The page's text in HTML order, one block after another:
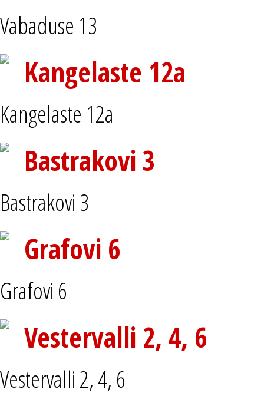
Vabaduse 13
Kangelaste 12a
Kangelaste 12a
Bastrakovi 3
Bastrakovi 3
Grafovi 6
Grafovi 6
Vestervalli 2, 4, 6
Vestervalli 2, 4, 6